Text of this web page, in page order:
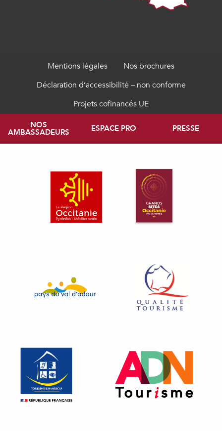
Mentions légales
Nos brochures
Déclaration d’accessibilité – non conforme
Projets cofinancés UE
NOS
AMBASSADEURS ESPACE PRO PRESSE